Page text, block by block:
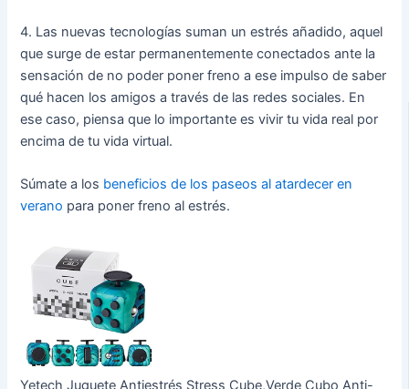
4. Las nuevas tecnologías suman un estrés añadido, aquel
que surge de estar permanentemente conectados ante la
sensación de no poder poner freno a ese impulso de saber
qué hacen los amigos a través de las redes sociales. En
ese caso, piensa que lo importante es vivir tu vida real por
encima de tu vida virtual.
Súmate a los beneficios de los paseos al atardecer en
verano para poner freno al estrés.